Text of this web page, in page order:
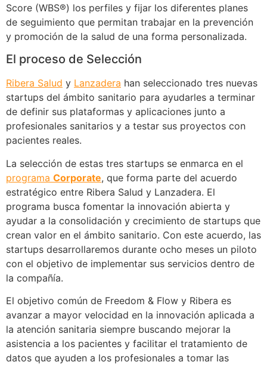
Score (WBS®) los perfiles y fijar los diferentes planes
de seguimiento que permitan trabajar en la prevención
y promoción de la salud de una forma personalizada.
El proceso de Selección
Ribera Salud y Lanzadera han seleccionado tres nuevas
startups del ámbito sanitario para ayudarles a terminar
de definir sus plataformas y aplicaciones junto a
profesionales sanitarios y a testar sus proyectos con
pacientes reales.
La selección de estas tres startups se enmarca en el
programa Corporate, que forma parte del acuerdo
estratégico entre Ribera Salud y Lanzadera. El
programa busca fomentar la innovación abierta y
ayudar a la consolidación y crecimiento de startups que
crean valor en el ámbito sanitario. Con este acuerdo, las
startups desarrollaremos durante ocho meses un piloto
con el objetivo de implementar sus servicios dentro de
la compañía.
El objetivo común de Freedom & Flow y Ribera es
avanzar a mayor velocidad en la innovación aplicada a
la atención sanitaria siempre buscando mejorar la
asistencia a los pacientes y facilitar el tratamiento de
datos que ayuden a los profesionales a tomar las